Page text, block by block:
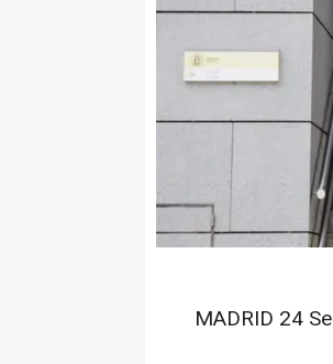
MADRID 24